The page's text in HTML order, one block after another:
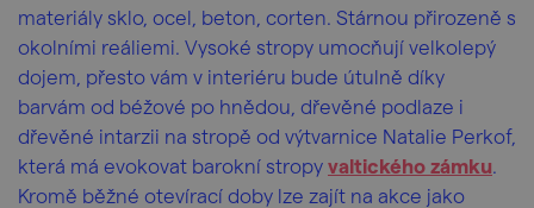
materiály sklo, ocel, beton, corten. Stárnou přirozeně s
okolními reáliemi. Vysoké stropy umocňují velkolepý
dojem, přesto vám v interiéru bude útulně díky
barvám od béžové po hnědou, dřevěné podlaze i
dřevěné intarzii na stropě od výtvarnice Natalie Perkof,
která má evokovat barokní stropy valtického zámku.
Kromě běžné otevírací doby lze zajít na akce jako